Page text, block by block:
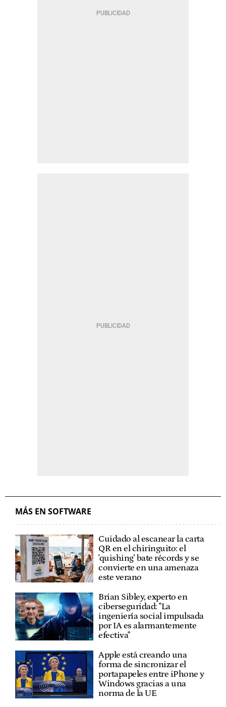
MÁS EN SOFTWARE
Cuidado al escanear la carta
QR en el chiringuito: el
'quishing' bate récords y se
convierte en una amenaza
este verano
Brian Sibley, experto en
ciberseguridad: "La
ingeniería social impulsada
por IA es alarmantemente
efectiva"
Apple está creando una
forma de sincronizar el
portapapeles entre iPhone y
Windows gracias a una
norma de la UE